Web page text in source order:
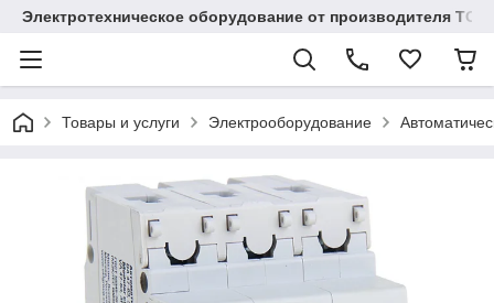
Электротехническое оборудование от производителя TOO
Товары и услуги Электрооборудование